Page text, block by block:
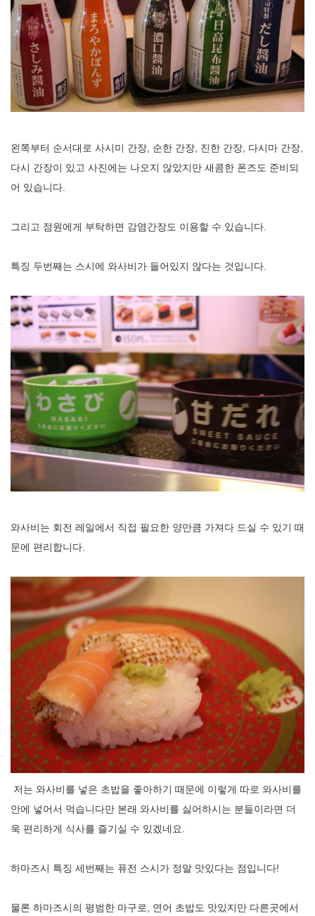
왼쪽부터 순서대로 사시미 간장, 순한 간장, 진한 간장, 다시마 간장,
다시 간장이 있고 사진에는 나오지 않았지만 새콤한 폰즈도 준비되
어 있습니다.
그리고 점원에게 부탁하면 감염간장도 이용할 수 있습니다.
특징 두번째는 스시에 와사비가 들어있지 않다는 것입니다.
와사비는 회전 레일에서 직접 필요한 양만큼 가져다 드실 수 있기 때
문에 편리합니다.
저는 와사비를 넣은 초밥을 좋아하기 때문에 이렇게 따로 와사비를
안에 넣어서 먹습니다만 본래 와사비를 싫어하시는 분들이라면 더
욱 편리하게 식사를 즐기실 수 있겠네요.
하마즈시 특징 세번째는 퓨전 스시가 정말 맛있다는 점입니다!
물론 하마즈시의 평범한 마구로, 연어 초밥도 맛있지만 다른곳에서